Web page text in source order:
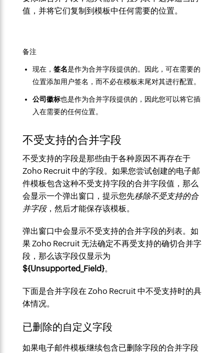
值，并将它们复制到模板中任何需要的位置。
备注
现在， 签名是作为合并字段提供的。因此，可在需要的
位置添加用户签名，而不必在模板末尾对其进行配置。
公司徽标也是作为合并字段提供的，因此您可以将它插
入在需要的任何位置。
不受支持的合并字段
不受支持的字段是那些由于各种原因不再存在于
Zoho Recruit 中的字段。如果您尝试创建的电子邮
件模板包含这种不受支持字段的合并字段值，那么
会显示一个弹出窗口，提示您先移除不受支持的合
并字段，然后才能保存该模板。
弹出窗口中会显示不受支持的合并字段的列表。如
果 Zoho Recruit 无法确定不再受支持的确切合并字
段，那么该字段仅显示为
${Unsupported_Field}。
下面是合并字段在 Zoho Recruit 中不受支持时的具
体情况。
已删除的自定义字段
如果电子邮件模板继续包含已删除字段的合并字段